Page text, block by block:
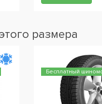
размера
Бесплатный